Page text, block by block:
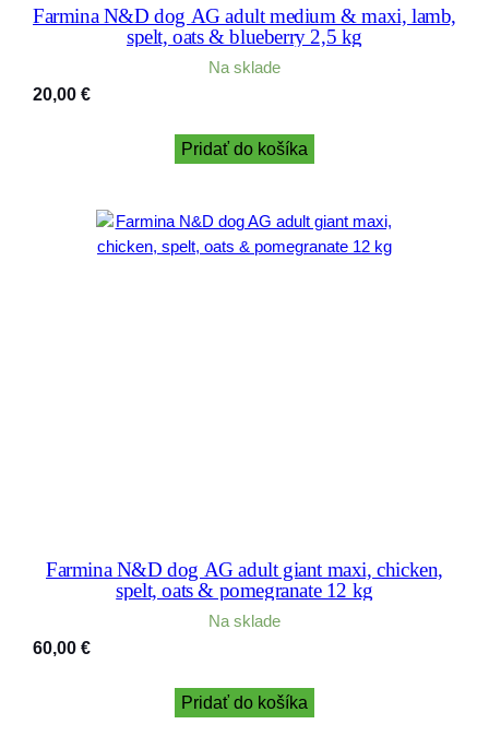
Farmina N&D dog AG adult medium & maxi, lamb,
spelt, oats & blueberry 2,5 kg
Na sklade
20,00 €
Pridať do košíka
Farmina N&D dog AG adult giant maxi, chicken,
spelt, oats & pomegranate 12 kg
Na sklade
60,00 €
Pridať do košíka